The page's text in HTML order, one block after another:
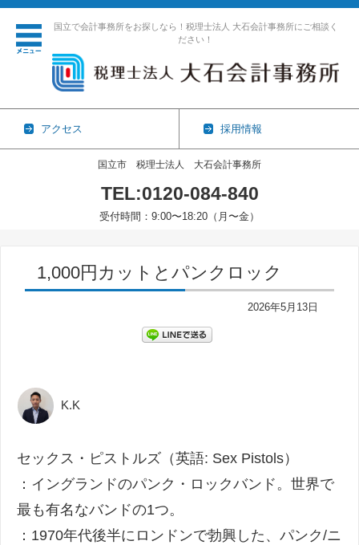
国立で会計事務所をお探しなら！税理士法人 大石会計事務所にご相談く
ださい！
アクセス 採用情報
国立市 税理士法人 大石会計事務所
TEL:0120-084-840
受付時間：9:00〜18:20（月〜金）
1,000円カットとパンクロック
2026年5月13日
K.K
セックス・ピストルズ（英語: Sex Pistols）
：イングランドのパンク・ロックバンド。世界で
最も有名なバンドの1つ。
：1970年代後半にロンドンで勃興した、パンク/ニ